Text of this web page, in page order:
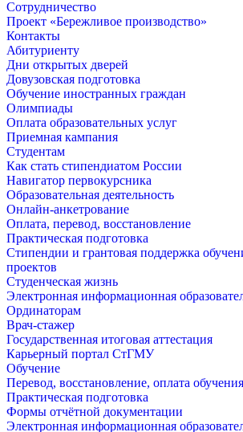
Сотрудничество
Проект «Бережливое производство»
Контакты
Абитуриенту
Дни открытых дверей
Довузовская подготовка
Обучение иностранных граждан
Олимпиады
Оплата образовательных услуг
Приемная кампания
Студентам
Как стать стипендиатом России
Навигатор первокурсника
Образовательная деятельность
Онлайн-анкетрование
Оплата, перевод, восстановление
Практическая подготовка
Стипендии и грантовая поддержка
проектов
Студенческая жизнь
Электронная информационная
Ординаторам
Врач-стажер
Государственная итоговая аттестация
Карьерный портал СтГМУ
Обучение
Перевод, восстановление, оплата обучения
Практическая подготовка
Формы отчётной документации
Электронная информационная